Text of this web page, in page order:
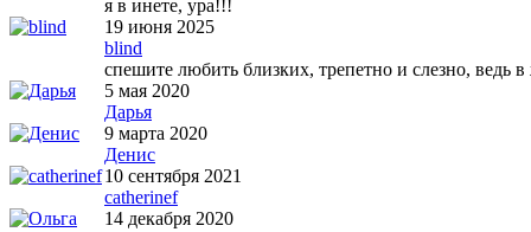
я в инете, ура!!!
19 июня 2025
blind
спешите любить близких, трепетно и слезно, ведь
5 мая 2020
Дарья
9 марта 2020
Денис
10 сентября 2021
catherinef
14 декабря 2020